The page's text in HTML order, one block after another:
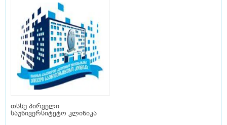
თსსუ პირველი
საუნივერსიტეტო კლინიკა